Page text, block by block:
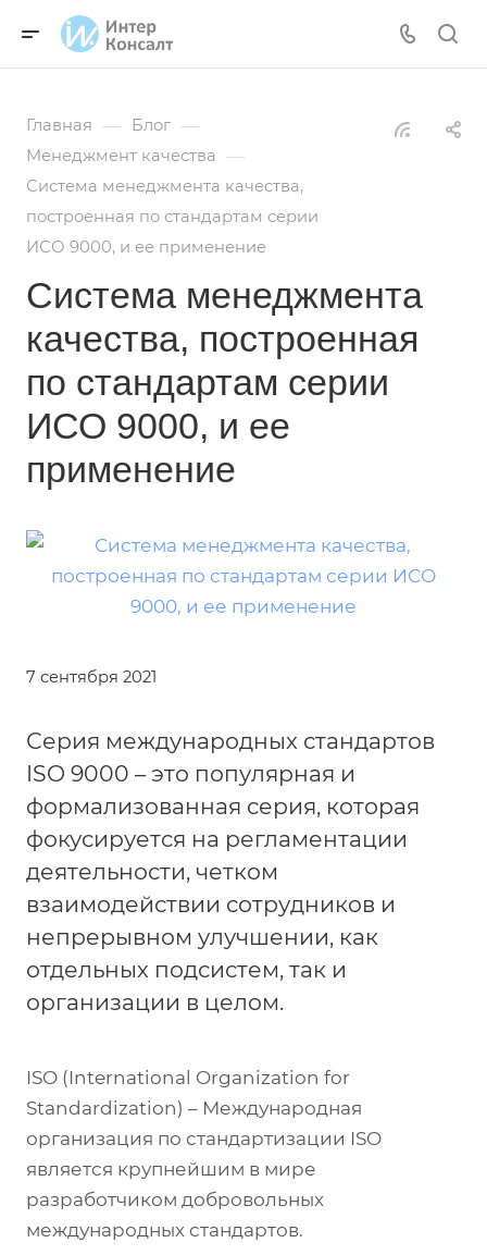
Главная — Блог —
Менеджмент качества —
Система менеджмента качества,
построенная по стандартам серии
ИСО 9000, и ее применение
Система менеджмента
качества, построенная
по стандартам серии
ИСО 9000, и ее
применение
7 сентября 2021
Серия международных стандартов
ISO 9000 – это популярная и
формализованная серия, которая
фокусируется на регламентации
деятельности, четком
взаимодействии сотрудников и
непрерывном улучшении, как
отдельных подсистем, так и
организации в целом.
ISO (International Organization for
Standardization) – Международная
организация по стандартизации ISO
является крупнейшим в мире
разработчиком добровольных
международных стандартов.